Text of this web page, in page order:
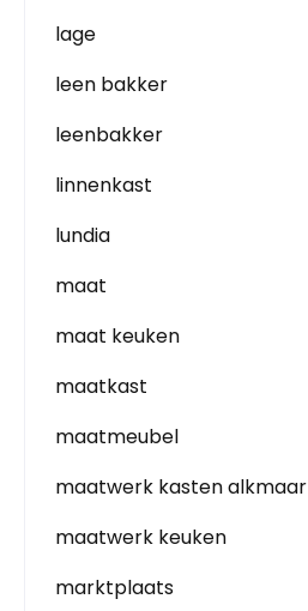
lage
leen bakker
leenbakker
linnenkast
lundia
maat
maat keuken
maatkast
maatmeubel
maatwerk kasten alkmaar
maatwerk keuken
marktplaats